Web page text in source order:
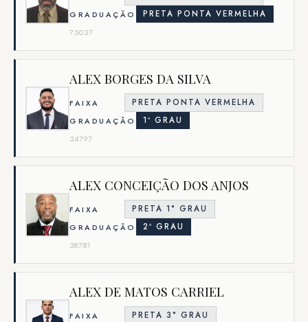
GRADUAÇÃO
PRETA PONTA VERMELHA
75037
ALEX BORGES DA SILVA
FAIXA
PRETA PONTA VERMELHA
GRADUAÇÃO
1º GRAU
34797
ALEX CONCEIÇÃO DOS ANJOS
FAIXA
PRETA 1° GRAU
GRADUAÇÃO
2º GRAU
38781
ALEX DE MATOS CARRIEL
FAIXA
PRETA 3° GRAU